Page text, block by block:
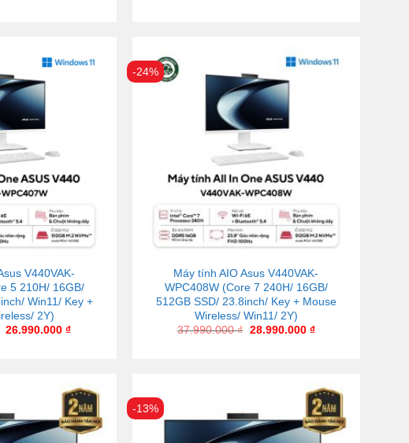
V440VAK-
5 210H/ 16GB/
Win11/ Key +
2Y)
26.990.000₫
-24%
Máy tính AIO Asus V440VAK-
WPC408W (Core 7 240H/ 16GB/
512GB SSD/ 23.8inch/ Key + Mouse
Wireless/ Win11/ 2Y)
37.990.000₫ 28.990.000 ₫
-13%